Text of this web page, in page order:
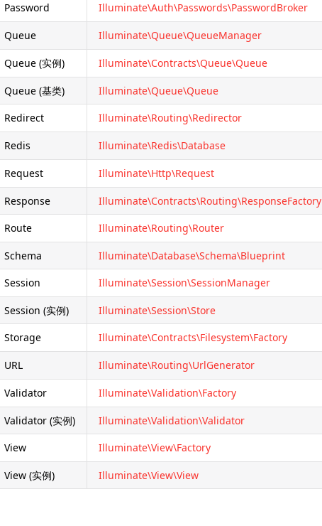
Password Illuminate\Auth\Passwords\PasswordBroker
Queue Illuminate\Queue\QueueManager
Queue (实例) Illuminate\Contracts\Queue\Queue
Queue (基类)
Illuminate\Queue\Queue
Redirect
Illuminate\Routing\Redirector
Redis Illuminate\Redis\Database
Request Illuminate\Http\Request
Response
Illuminate\Contracts\Routing\ResponseFactory
Route
Illuminate\Routing\Router
Schema
Illuminate\Database\Schema\Blueprint
Session
Illuminate\Session\SessionManager
Session (实例)
Illuminate\Session\Store
Storage
Illuminate\Contracts\Filesystem\Factory
URL Illuminate\Routing\UrlGenerator
Validator Illuminate\Validation\Factory
Validator (实例)
Illuminate\Validation\Validator
View
Illuminate\View\Factory
View (实例) Illuminate\View\View